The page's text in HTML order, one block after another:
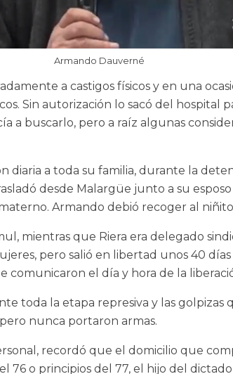
Armando Dauverné
a castigos físicos y en una
Sin autorización lo sacó del hospital
a buscarlo, pero a raíz algunas
diaria a toda su familia, durante la
desde Malargüe junto a su
Armando debió recoger al
mientras que Riera era delegado
pero salió en libertad unos 40
comunicaron el día y hora de la
toda la etapa represiva y las
nunca portaron armas.
recordó que el domicilio que
76 o principios del 77, el hijo del